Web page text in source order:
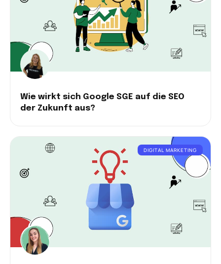
Wie wirkt sich Google SGE auf die SEO
der Zukunft aus?
DIGITAL MARKETING